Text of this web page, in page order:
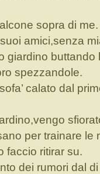
sopra di me.
amici,senza
giardino buttando
spezzandole.
calato dal
per trainare le
faccio ritirar su.
dei rumori dal di